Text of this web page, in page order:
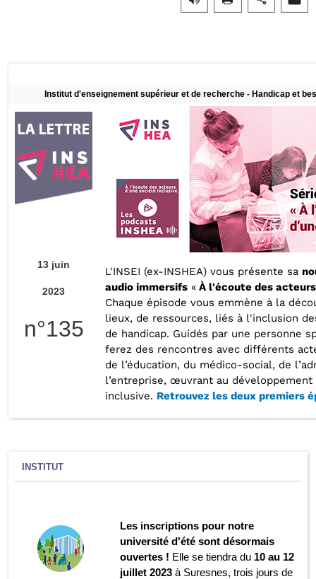
Institut d'enseignement supérieur et de recherche - Handicap et
13 juin
2023
n°135
L'INSEI (ex-INSHEA) vous présente sa
audio immersifs « À l'écoute des
Chaque épisode vous emmène à la
lieux, de ressources, liés à l'inclusion
de handicap. Guidés par une personne
ferez des rencontres avec différents
de l’éducation, du médico-social, de
l’entreprise, œuvrant au développement
inclusive. Retrouvez les deux premiers
INSTITUT
Les inscriptions pour notre
université d'été sont désormais
ouvertes ! Elle se tiendra du 10 au 12
juillet 2023 à Suresnes, trois jours de